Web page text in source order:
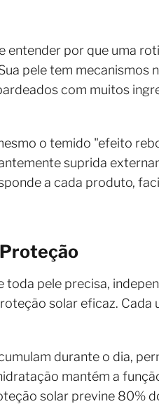
por que uma
pele tem mecanismos
com muitos
o temido "efeito
suprida
a cada produto,
toda pele precisa,
solar eficaz. Cada
durante o dia,
mantém a
solar previne 80%